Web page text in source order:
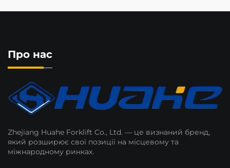
Про нас
Zhejiang Huahe Forklift Co., Ltd. — це визнаний бренд,
який розширює свої позиції на місцевому та
міжнародному ринках.